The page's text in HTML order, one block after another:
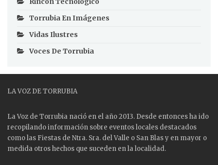
Torrubia En Imágenes
Vidas Ilustres
Voces De Torrubia
LA VOZ DE TORRUBIA
La Voz de Torrubia nació en el año 2013. Desde entonces ha ido
recopilando información sobre eventos locales destacados
como las Fiestas de Ntra. Sra. del Valle o San Blas y en mayor o
medida otros hechos que suceden en la localidad.